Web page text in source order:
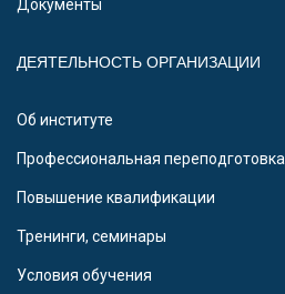
Документы
ДЕЯТЕЛЬНОСТЬ ОРГАНИЗАЦИИ
Об институте
Профессиональная переподготовка
Повышение квалификации
Тренинги, семинары
Условия обучения